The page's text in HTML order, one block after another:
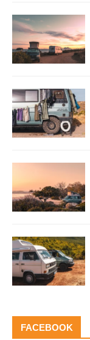
FACEBOOK